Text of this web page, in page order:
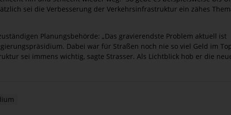
sei die Verbesserung der Verkehrsinfrastruktur ein zähes
Planungsbehörde: „Das gravierendste Problem aktuell ist
Dabei war für Straßen noch nie so viel Geld im
sei immens wichtig, sagte Strasser. Als Lichtblick hob er die